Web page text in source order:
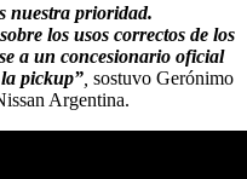
nuestra prioridad.
los usos correctos de los
a un concesionario oficial
pickup” sostuvo Gerónimo
Argentina.